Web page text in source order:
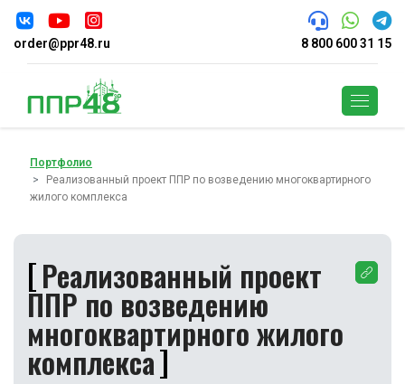
order@ppr48.ru 8 800 600 31 15
Портфолио
Реализованный проект ППР по возведению многоквартирного
жилого комплекса
Реализованный проект
ППР по возведению
многоквартирного жилого
комплекса